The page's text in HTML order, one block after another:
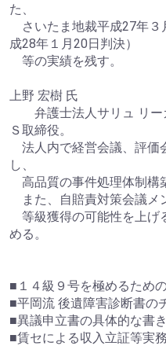
た、
さいたま地裁平成27年３
成28年１月20日判決）
等の実績を残す。
上野 宏樹 氏
弁護士法人サリュ リー
Ｓ取締役。
法人内で経営会議、評価
し、
高品質の事件処理体制構
また、自賠責対策会議メ
等級獲得の可能性を上げ
める。
■１４級９号を極めるため
■平岡流 後遺障害診断書の
■異議申立書の具体的な書
■賃セによる収入立証等実